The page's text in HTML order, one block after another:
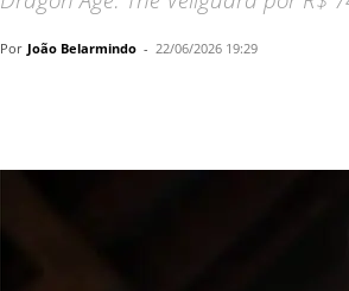
Por João Belarmindo - 22/06/2026 19:29